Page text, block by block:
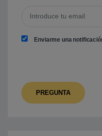
Enviarme una